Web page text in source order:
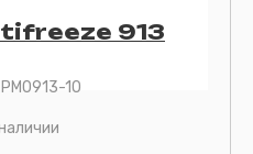
913
PM0913-10